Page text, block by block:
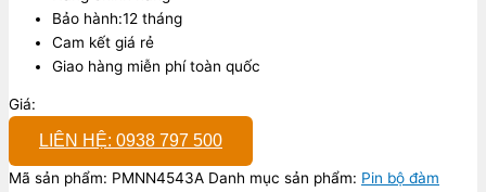
Bảo hành:12 tháng
Cam kết giá rẻ
Giao hàng miễn phí toàn quốc
Giá:
LIÊN HỆ: 0938 797 500
Mã sản phẩm: PMNN4543A Danh mục sản phẩm: Pin bộ đàm